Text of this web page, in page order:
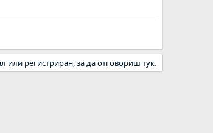
или регистриран, за да отговориш тук.